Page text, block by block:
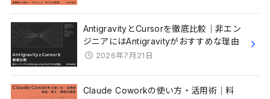
AntigravityとCursorを徹底比較｜非エン
ジニアにはAntigravityがおすすめな理由
2026年7月21日
Claude Coworkの使い方・活用術｜料